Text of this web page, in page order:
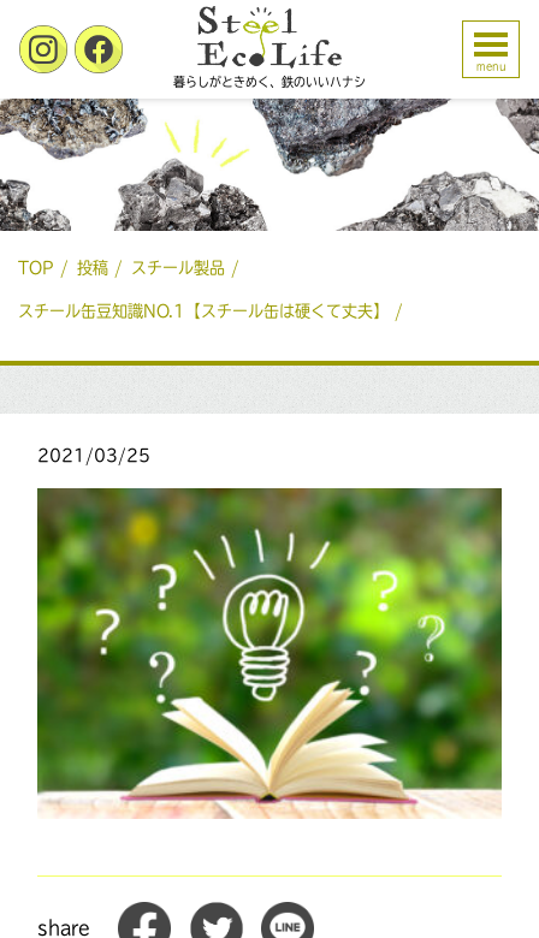
暮らしがときめく、鉄のいいハナシ
menu
TOP 投稿 スチール製品
スチール缶豆知識NO.1【スチール缶は硬くて丈夫】
2021/03/25
share